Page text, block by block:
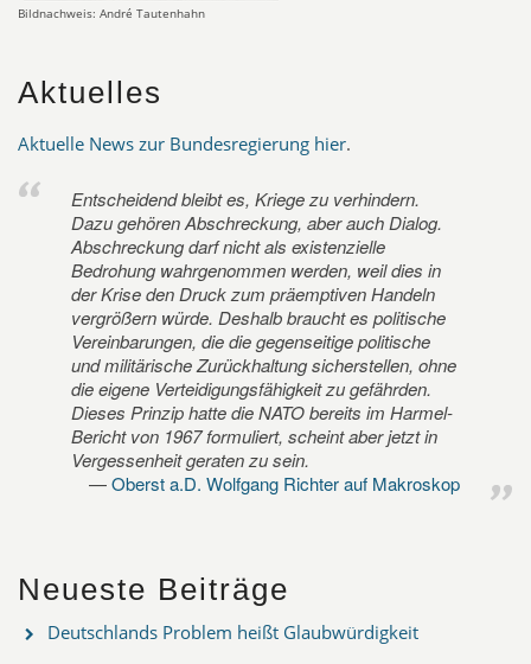
Bildnachweis: André Tautenhahn
Aktuelles
Aktuelle News zur Bundesregierung hier.
Entscheidend bleibt es, Kriege zu verhindern.
Dazu gehören Abschreckung, aber auch Dialog.
Abschreckung darf nicht als existenzielle
Bedrohung wahrgenommen werden, weil dies in
der Krise den Druck zum präemptiven Handeln
vergrößern würde. Deshalb braucht es politische
Vereinbarungen, die die gegenseitige politische
und militärische Zurückhaltung sicherstellen, ohne
die eigene Verteidigungsfähigkeit zu gefährden.
Dieses Prinzip hatte die NATO bereits im Harmel-
Bericht von 1967 formuliert, scheint aber jetzt in
Vergessenheit geraten zu sein.
Oberst a.D. Wolfgang Richter auf Makroskop
Neueste Beiträge
Deutschlands Problem heißt Glaubwürdigkeit